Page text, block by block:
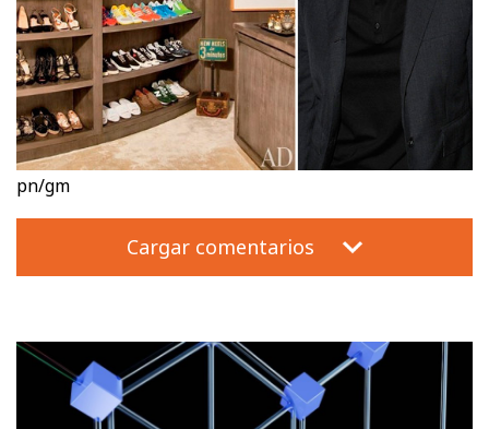
pn/gm
Cargar comentarios